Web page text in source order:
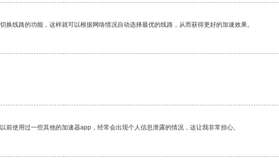
线路的功能，这样就可以根据网络情况自动选择最优的线路，从而获得更好的加速效果。
使用过一些其他的加速器app，经常会出现个人信息泄露的情况，这让我非常担心。